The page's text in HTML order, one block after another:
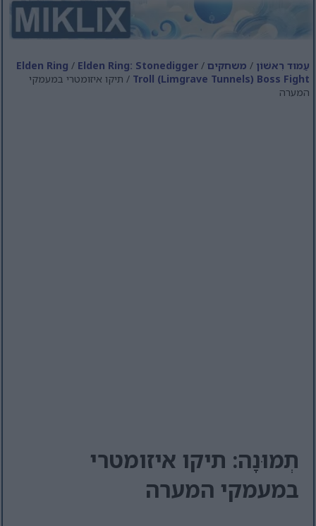
עַמוּד רִאשׁוֹן / משחקים /
Elden Ring / Elden Ring: Stonedigger
Troll (Limgrave Tunnels) Boss Fight / תיקו איזומטרי במעמקי
המערה
תְמוּנָה: תיקו איזומטרי
במעמקי המערה